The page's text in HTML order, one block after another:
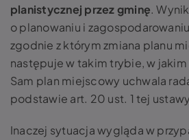
planistycznej przez gminę.
o planowaniu i
zgodnie z którym zmiana planu
następuje w takim trybie, w
Sam plan miejscowy uchwala
podstawie art. 20 ust. 1 tej
Inaczej sytuacja wygląda w